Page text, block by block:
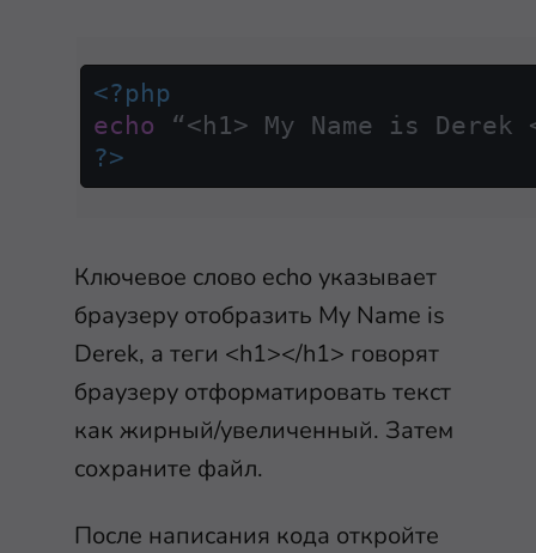
<?php
echo
?>
Ключевое слово echo указывает
браузеру отобразить My Name is
Derek, а теги <h1></h1> говорят
браузеру отформатировать текст
как жирный/увеличенный. Затем
сохраните файл.
После написания кода откройте